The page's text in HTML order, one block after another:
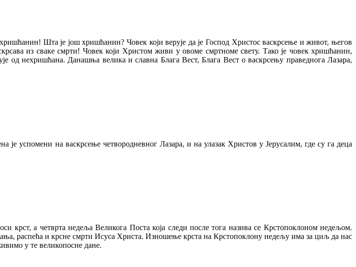
Шта је још хришћанин? Човек који верује да је Господ Христос васкрсење и живот, његов
из сваке смрти! Човек који Христом живи у овоме смртноме свету. Тако је човек хришћанин,
од нехришћана. Данашња велика и славна Блага Вест, Блага Вест о васкрсењу праведнога Лазара,
је успомени на васкрсење четвородневног Лазара, и на улазак Христов у Јерусалим, где су га деца
крст, а четврта недеља Великога Поста која следи после тога назива се Крстопоклоном недељом.
распећа и крсне смрти Исуса Христа. Изношење крста на Крстопоклону недељу има за циљ да нас
у те великопосне дане.